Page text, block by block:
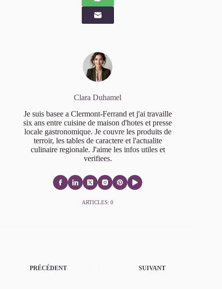
Clara Duhamel
Je suis basee a Clermont-Ferrand et j'ai travaille
six ans entre cuisine de maison d'hotes et presse
locale gastronomique. Je couvre les produits de
terroir, les tables de caractere et l'actualite
culinaire regionale. J'aime les infos utiles et
verifiees.
ARTICLES: 0
PRÉCÉDENT SUIVANT